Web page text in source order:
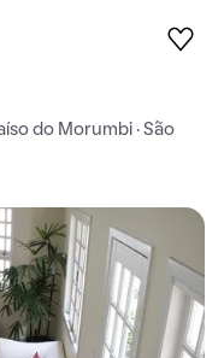
do Morumbi · São